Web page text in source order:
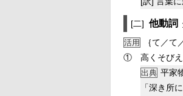
[二] 他動詞
活用
｛て／て
①
高くそびえ
出典 平家
「深き所